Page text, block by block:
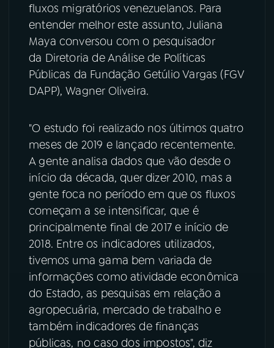
TikTok
fluxos migratórios venezuelanos. Para
entender melhor este assunto, Juliana
Maya conversou com o pesquisador
da Diretoria de Análise de Políticas
Públicas da Fundação Getúlio Vargas (FGV
DAPP), Wagner Oliveira.
"O estudo foi realizado nos últimos quatro
meses de 2019 e lançado recentemente.
A gente analisa dados que vão desde o
início da década, quer dizer 2010, mas a
gente foca no período em que os fluxos
começam a se intensificar, que é
principalmente final de 2017 e início de
2018. Entre os indicadores utilizados,
tivemos uma gama bem variada de
informações como atividade econômica
do Estado, as pesquisas em relação a
agropecuária, mercado de trabalho e
também indicadores de finanças
públicas, no caso dos impostos", diz